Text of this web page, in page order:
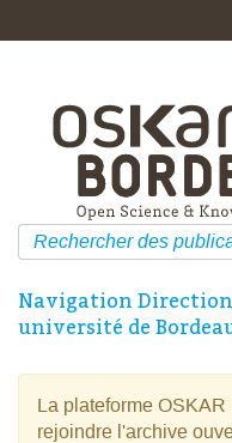
Navigation
université de
La plateforme
rejoindre l'archive